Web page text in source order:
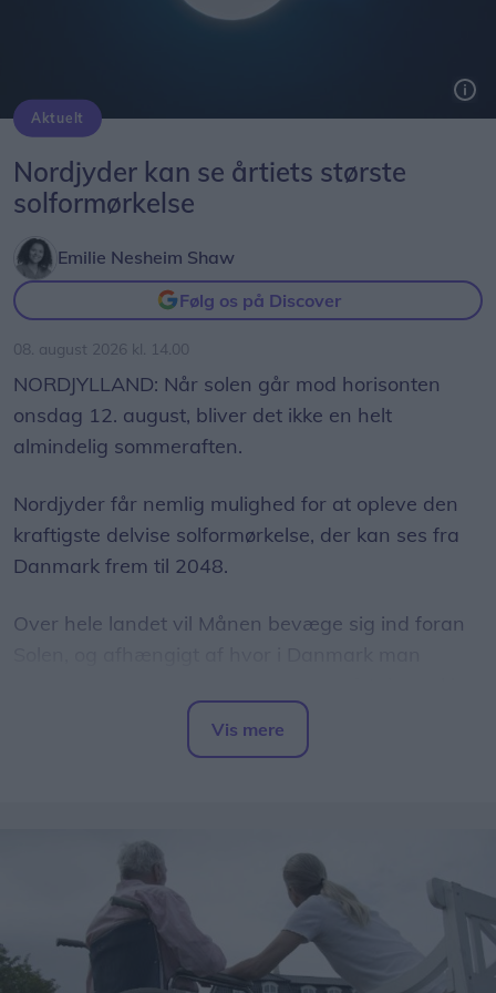
Aktuelt
Nordjyder kan se årtiets største
solformørkelse
Emilie Nesheim Shaw
Følg os på Discover
08. august 2026 kl. 14.00
NORDJYLLAND: Når solen går mod horisonten
onsdag 12. august, bliver det ikke en helt
almindelig sommeraften.
Nordjyder får nemlig mulighed for at opleve den
kraftigste delvise solformørkelse, der kan ses fra
Danmark frem til 2048.
Over hele landet vil Månen bevæge sig ind foran
før solnedgang, hvilket giver gode muligheder for
at opleve fænomenet fra steder med frit udsyn
mod vest.
For mange nordjyder kan kysterne, fjordene og de
Vis mere